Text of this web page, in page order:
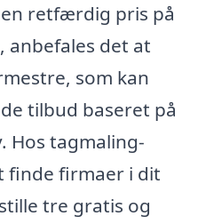
retfærdig pris på
anbefales det at
som kan
tilbud baseret på
Hos tagmaling-
finde firmaer i dit
tre gratis og